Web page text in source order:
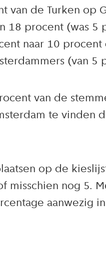
de Turken op
18 procent (was
naar 10
(van 5
van de
te vinden
op de
misschien nog 5.
aanwezig